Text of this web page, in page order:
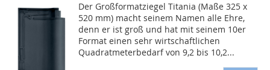
Der Großformatziegel Titania (Maße 325 x
520 mm) macht seinem Namen alle Ehre,
denn er ist groß und hat mit seinem 10er
Format einen sehr wirtschaftlichen
Quadratmeterbedarf von 9,2 bis 10,2...